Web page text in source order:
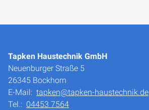
Tapken Haustechnik GmbH
Neuenburger Straße 5
26345 Bockhorn
E-Mail: tapken@tapken-haustechnik.de
Tel.: 04453 7564